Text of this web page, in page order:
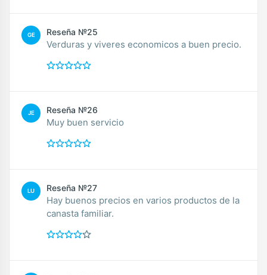
GE Reseña №25
Verduras y viveres economicos a buen precio.
JE Reseña №26
Muy buen servicio
LU Reseña №27
Hay buenos precios en varios productos de la
canasta familiar.